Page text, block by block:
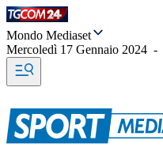
Mondo Mediaset
Mercoledì 17 Gennaio 2024 -